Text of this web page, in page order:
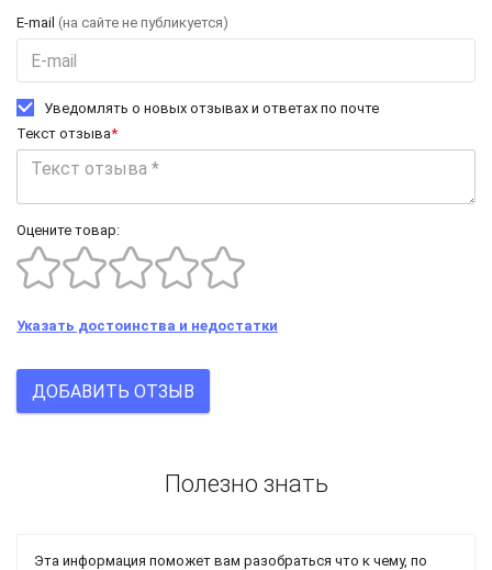
E-mail (на сайте не публикуется)
Уведомлять о новых отзывах и ответах по почте
Текст отзыва*
Оцените товар:
Указать достоинства и недостатки
ДОБАВИТЬ ОТЗЫВ
Полезно знать
Эта информация поможет вам разобраться что к чему, по